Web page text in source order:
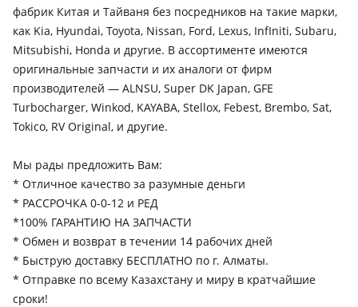
поколение
Kia Optima
2000 - 2002 1 поколение, 2005 - 2008 2 поколение, 2008 -
2010 2 поколение рестайлинг, 2010 - 2013 3 поколение
(FSGDS6B), 2013 - 2015 3 поколение рестайлинг, 2015 - 2018
4 поколение (JF), 2018 - н.в. 4 поколение рестайлинг, 2002 -
2005 1 поколение рестайлинг (GH)
Kia Pride
2011 - н.в. 3 поколение
2015 - 2017 3 поколение рестайлинг, 2020 - н.в. 4
поколение рестайлинг, 2017 - 2020 4 поколение, 2011 - 2015
3 поколение (UB), 2005 - 2009 2 поколение (JB), 2009 - 2011 2
поколение рестайлинг, 1999 - 2002 1 поколение, 2002 - 2005
1 поколение рестайлинг (DC)
Kia Sorento
фабрик Китая и Тайваня без посредников на такие марки,
как Kia, Hyundai, Toyota, Nissan, Ford, Lexus, InfIniti, Subaru,
Mitsubishi, Honda и другие. В ассортименте имеются
оригинальные запчасти и их аналоги от фирм
производителей — ALNSU, Super DK Japan, GFE
Turbocharger, Winkod, KAYABA, Stellox, Febest, Brembo, Sat,
Tokico, RV Original, и другие.
Мы рады предложить Вам:
* Отличное качество за разумные деньги
* РАССРОЧКА 0-0-12 и РЕД
*100% ГАРАНТИЮ НА ЗАПЧАСТИ
* Обмен и возврат в течении 14 рабочих дней
* Быструю доставку БЕСПЛАТНО по г. Алматы.
* Отправкe по всему Казахстану и миру в кратчайшие
сроки!